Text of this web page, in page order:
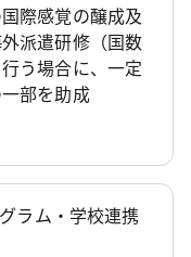
際感覚の醸成及
派遣研修（国数
う場合に、一定
部を助成
ラム・学校連携